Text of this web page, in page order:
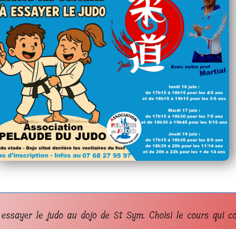
le judo au dojo de St Sym. Choisi le cours qui